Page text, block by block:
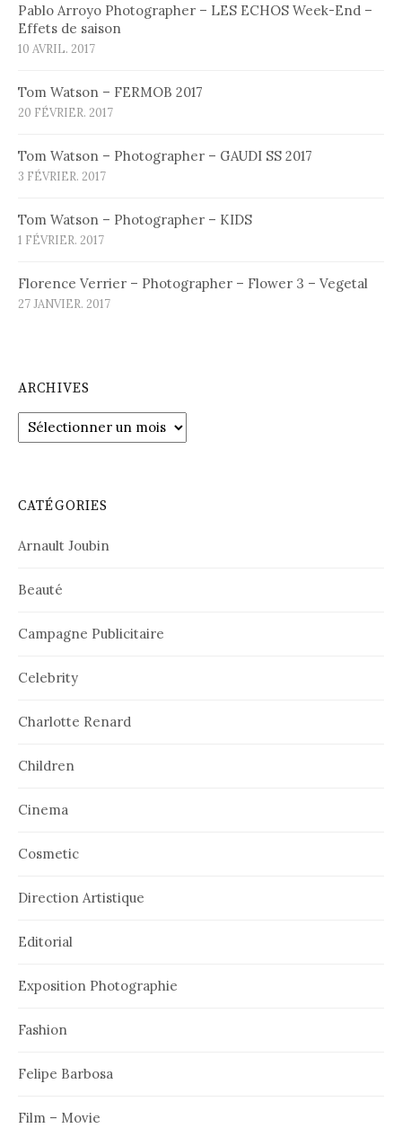
Pablo Arroyo Photographer – LES ECHOS Week-End –
Effets de saison
10 AVRIL. 2017
Tom Watson – FERMOB 2017
20 FÉVRIER. 2017
Tom Watson – Photographer – GAUDI SS 2017
3 FÉVRIER. 2017
Tom Watson – Photographer – KIDS
1 FÉVRIER. 2017
Florence Verrier – Photographer – Flower 3 – Vegetal
27 JANVIER. 2017
ARCHIVES
Archives
CATÉGORIES
Arnault Joubin
Beauté
Campagne Publicitaire
Celebrity
Charlotte Renard
Children
Cinema
Cosmetic
Direction Artistique
Editorial
Exposition Photographie
Fashion
Felipe Barbosa
Film – Movie